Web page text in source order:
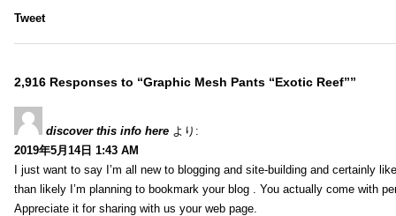
Tweet
2,916 Responses to “Graphic Mesh Pants “Exotic Reef””
discover this info here より:
2019年5月14日 1:43 AM
I just want to say I’m all new to blogging and site-building and certainly
than likely I’m planning to bookmark your blog . You actually come with
Appreciate it for sharing with us your web page.